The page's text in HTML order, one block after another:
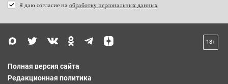
Я даю согласие на обработку персональных данных
18+
Полная версия сайта
Редакционная политика